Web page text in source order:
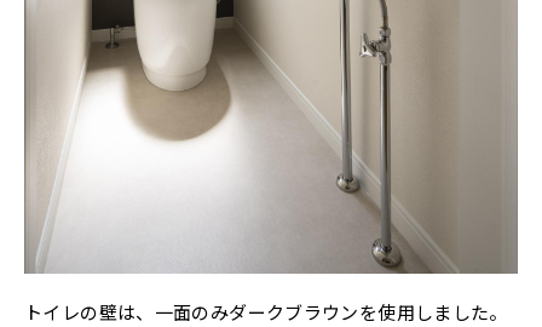
トイレの壁は、一面のみダークブラウンを使用しました。